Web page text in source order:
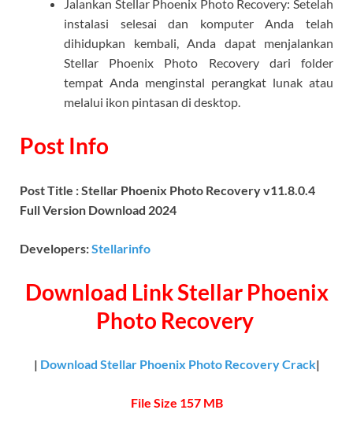
Jalankan Stellar Phoenix Photo Recovery: Setelah
instalasi selesai dan komputer Anda telah
dihidupkan kembali, Anda dapat menjalankan
Stellar Phoenix Photo Recovery dari folder
tempat Anda menginstal perangkat lunak atau
melalui ikon pintasan di desktop.
Post Info
Post Title : Stellar Phoenix Photo Recovery v11.8.0.4
Full Version Download 2024
Developers:Stellarinfo
Download LinkStellar Phoenix
Photo Recovery
| Download Stellar Phoenix Photo Recovery Crack|
File Size 157 MB